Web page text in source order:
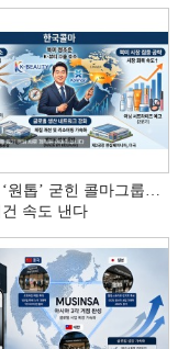
원톱ʼ 굳힌 콜마그룹…
속도 낸다